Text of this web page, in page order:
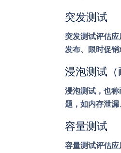
突发测试
突发测试评估
发布、限时促
浸泡测试（
浸泡测试，也
题，如内存泄
容量测试
容量测试评估